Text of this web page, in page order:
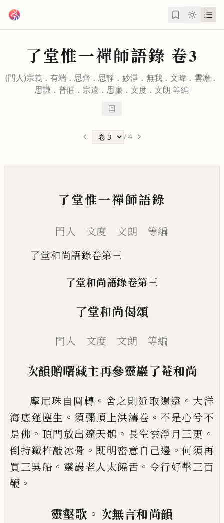
了堂惟一禪師語錄 卷3
(門人)宗義 ． 有端 ． 思齊 ． 思靜 ． 妙淨 ． 無我 ． 文暐 ． 雲澹 ．
思謙 ． 普莊 ． 宗遠 ． 思廉 ． 文度 ． 文朗 等編
/ 4
了堂惟一禪師語錄
門人 文度 文朗 等編
了堂和尚語錄卷第三
了堂和尚語錄卷第三
了堂和尚偈頌
門人 文度 文朗 等編
次韻贈曙藏主再參靈巖了菴和尚
摩尼珠自圓轉 。 舍之則近取還遠 。 大洋
海底蓬塵生 。 須彌頂上洪濤卷 。不是心兮不
是佛 。 頂門放出遼天鶻 。 長空雲淨月三更 。
倒持鐵杵敲冰骨 。 既明密意自 己邊 。何須再
買三吳船 。 靈巖老人太饒舌 。 令行好擊三百
鞭 。
靈壑歌 。 次無言和尚韻